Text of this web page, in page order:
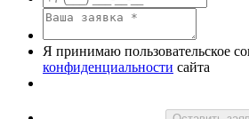
Я принимаю пользовательское
конфиденциальности сайта